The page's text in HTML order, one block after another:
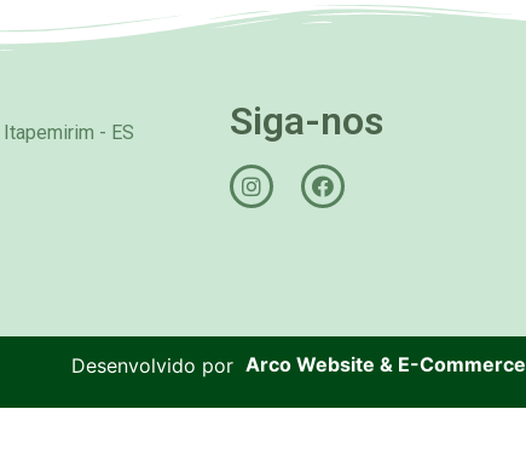
- ES
Siga-nos
Desenvolvido por Arco Website & E-Commerce